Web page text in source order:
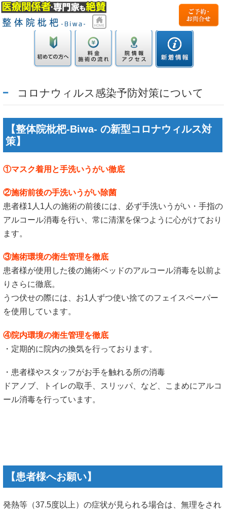
コロナウィルス感染予防対策について
【整体院枇杷-Biwa- の新型コロナウィルス対
策】
①マスク着用と手洗いうがい徹底
②施術前後の手洗いうがい除菌
患者様1人1人の施術の前後には、必ず手洗いうがい・手指の
アルコール消毒を行い、常に清潔を保つように心がけており
ます。
③施術環境の衛生管理を徹底
患者様が使用した後の施術ベッドのアルコール消毒を以前よ
りさらに徹底。
うつ伏せの際には、お1人ずつ使い捨てのフェイスペーパー
を使用しています。
④院内環境の衛生管理を徹底
・定期的に院内の換気を行っております。
・患者様やスタッフがお手を触れる所の消毒
ドアノブ、トイレの取手、スリッパ、など、こまめにアルコ
ール消毒を行っています。
【患者様へお願い】
発熱等（37.5度以上）の症状が見られる場合は、無理をされ